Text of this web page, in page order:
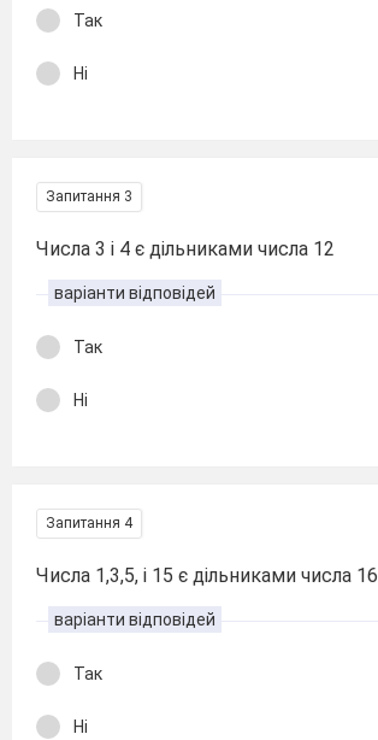
Так
Ні
Запитання 3
Числа 3 і 4 є дільниками числа 12
варіанти відповідей
Так
Ні
Запитання 4
Числа 1,3,5, і 15 є дільниками числа 16
варіанти відповідей
Так
Ні